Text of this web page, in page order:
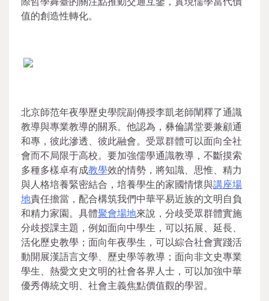
值的創造性轉化。
北京師范年夜學歷史學院副傳授李凱老師闡釋了通識
教導與專業教導的關系。他認為，彝倫講堂要兼顧通
和專，彼此滲透、彼此融會。受眾群體可以面向全社
會而不局限于高校。要加強儒學通識教導，不斷摸索
多種多樣卓有成教學效的情勢，將知識、思惟、精力
與人格培養緊密結合，培養學生的家國情懷與講座場
地責任擔當，配合構筑我們中華平易近族的文明自負
和精力家園。具體聚會場地來說，分歧受眾群體實施
分歧授課主題，例如面向中學生，可以拓展、延長、
活化歷史教學；面向年夜學生，可以綜合社會實踐活
動開展漢語言文學、歷史學等教導；面向非文史專業
學生、熱愛文史文明的社會各界人士，可以加強中華
優秀傳統文明、社會主義焦點價值觀的學習。